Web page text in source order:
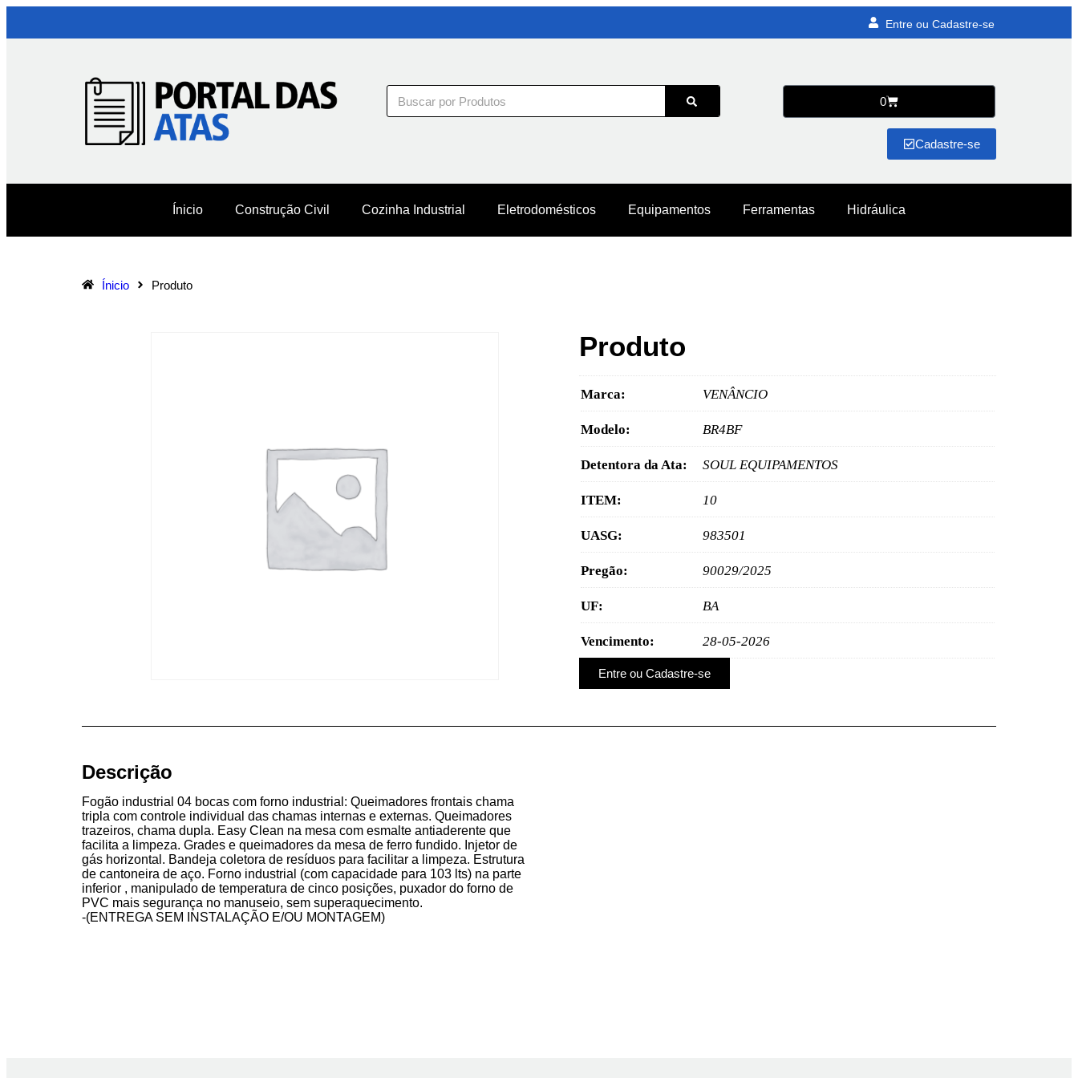
Entre ou Cadastre-se
0
Cadastre-se
Ínicio Construção Civil Cozinha Industrial Eletrodomésticos Equipamentos Ferramentas Hidráulica
Ínicio Produto
Produto
Marca: VENÂNCIO
Modelo: BR4BF
Detentora da Ata: SOUL EQUIPAMENTOS
ITEM: 10
UASG: 983501
Pregão: 90029/2025
UF: BA
Vencimento: 28-05-2026
Entre ou Cadastre-se
Descrição
Fogão industrial 04 bocas com forno industrial: Queimadores frontais chama
tripla com controle individual das chamas internas e externas. Queimadores
trazeiros, chama dupla. Easy Clean na mesa com esmalte antiaderente que
facilita a limpeza. Grades e queimadores da mesa de ferro fundido. Injetor de
gás horizontal. Bandeja coletora de resíduos para facilitar a limpeza. Estrutura
de cantoneira de aço. Forno industrial (com capacidade para 103 lts) na parte
inferior , manipulado de temperatura de cinco posições, puxador do forno de
PVC mais segurança no manuseio, sem superaquecimento.
-(ENTREGA SEM INSTALAÇÃO E/OU MONTAGEM)